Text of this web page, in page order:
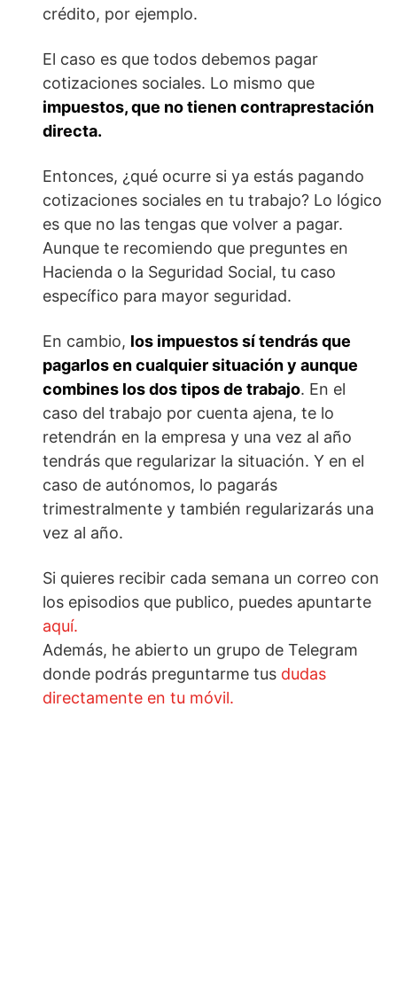
crédito, por ejemplo.
El caso es que todos debemos pagar
cotizaciones sociales. Lo mismo que
impuestos, que no tienen contraprestación
directa.
Entonces, ¿qué ocurre si ya estás pagando
cotizaciones sociales en tu trabajo? Lo lógico
es que no las tengas que volver a pagar.
Aunque te recomiendo que preguntes en
Hacienda o la Seguridad Social, tu caso
específico para mayor seguridad.
En cambio, los impuestos sí tendrás que
pagarlos en cualquier situación y aunque
combines los dos tipos de trabajo. En el
caso del trabajo por cuenta ajena, te lo
retendrán en la empresa y una vez al año
tendrás que regularizar la situación. Y en el
caso de autónomos, lo pagarás
trimestralmente y también regularizarás una
vez al año.
Si quieres recibir cada semana un correo con
los episodios que publico, puedes apuntarte
aquí.
Además, he abierto un grupo de Telegram
donde podrás preguntarme tus dudas
directamente en tu móvil.